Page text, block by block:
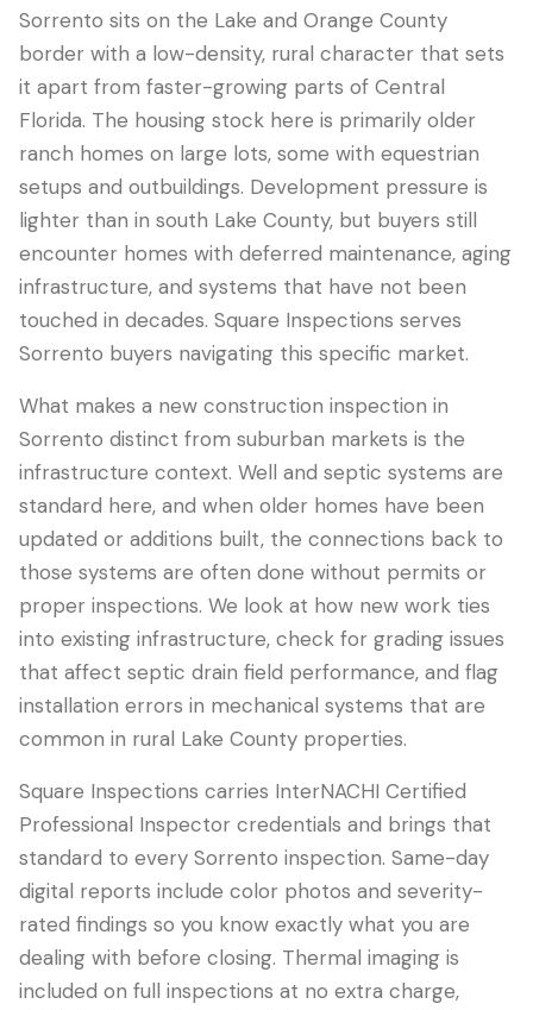
English Português Español 中文
407-205-7228
Agendar Inspeção
Sorrento sits on the Lake and Orange County
border with a low-density, rural character that sets
it apart from faster-growing parts of Central
Florida. The housing stock here is primarily older
ranch homes on large lots, some with equestrian
setups and outbuildings. Development pressure is
lighter than in south Lake County, but buyers still
encounter homes with deferred maintenance, aging
infrastructure, and systems that have not been
touched in decades. Square Inspections serves
Sorrento buyers navigating this specific market.
What makes a new construction inspection in
Sorrento distinct from suburban markets is the
infrastructure context. Well and septic systems are
standard here, and when older homes have been
updated or additions built, the connections back to
those systems are often done without permits or
proper inspections. We look at how new work ties
into existing infrastructure, check for grading issues
that affect septic drain field performance, and flag
installation errors in mechanical systems that are
common in rural Lake County properties.
Square Inspections carries InterNACHI Certified
Professional Inspector credentials and brings that
standard to every Sorrento inspection. Same-day
digital reports include color photos and severity-
rated findings so you know exactly what you are
dealing with before closing. Thermal imaging is
included on full inspections at no extra charge,